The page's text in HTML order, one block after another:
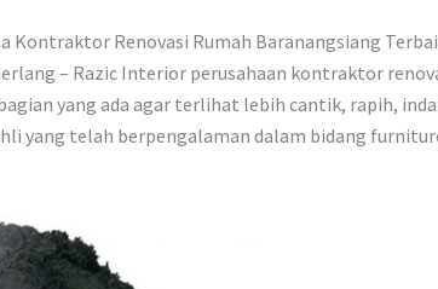
Kontraktor Renovasi Rumah Baranangsiang
– Razic Interior perusahaan kontraktor
yang ada agar terlihat lebih cantik, rapih,
yang telah berpengalaman dalam bidang